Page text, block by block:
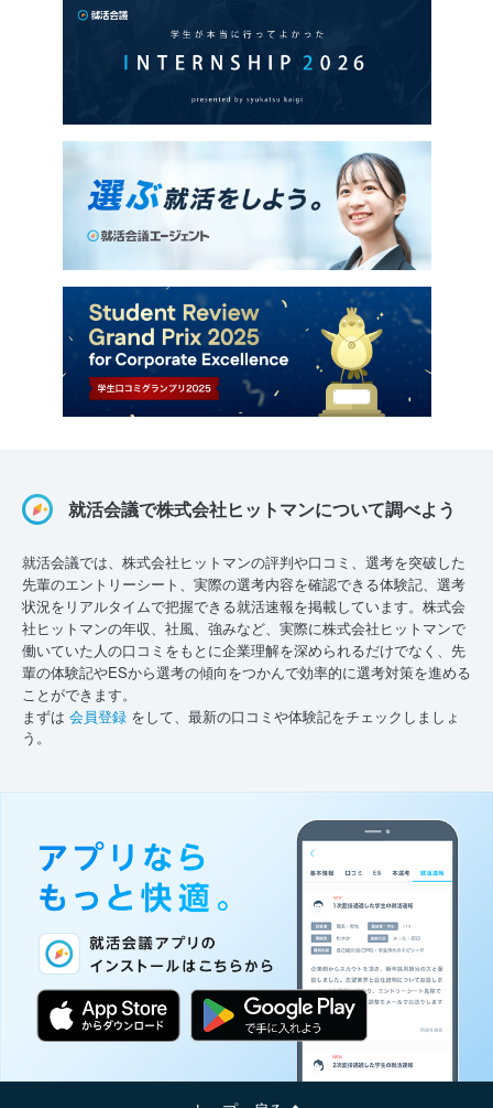
就活会議で株式会社ヒットマンについて調べよう
就活会議では、株式会社ヒットマンの評判や口コミ、選考を突破した
先輩のエントリーシート、実際の選考内容を確認できる体験記、選考
状況をリアルタイムで把握できる就活速報を掲載しています。株式会
社ヒットマンの年収、社風、強みなど、実際に株式会社ヒットマンで
働いていた人の口コミをもとに企業理解を深められるだけでなく、先
輩の体験記やESから選考の傾向をつかんで効率的に選考対策を進める
ことができます。
まずは 会員登録 をして、最新の口コミや体験記をチェックしましょ
う。